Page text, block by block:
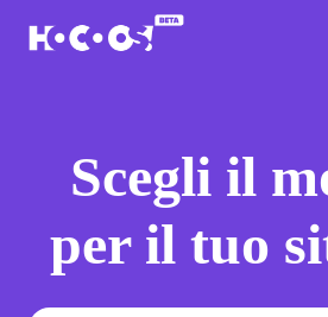
Scegli il
per il tuo